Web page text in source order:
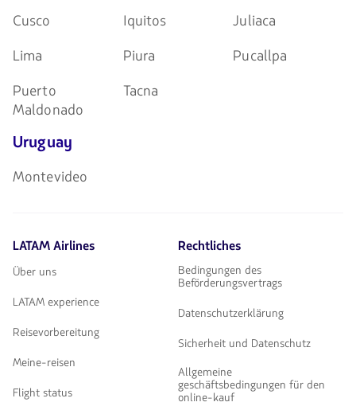
Cusco
Iquitos
Juliaca
Lima
Piura
Pucallpa
Puerto
Maldonado
Tacna
Uruguay
Montevideo
LATAM Airlines
Über uns
LATAM experience
Reisevorbereitung
Meine-reisen
Flight status
Rechtliches
Bedingungen des
Beförderungsvertrags
Datenschutzerklärung
Sicherheit und Datenschutz
Allgemeine
geschäftsbedingungen für den
online-kauf